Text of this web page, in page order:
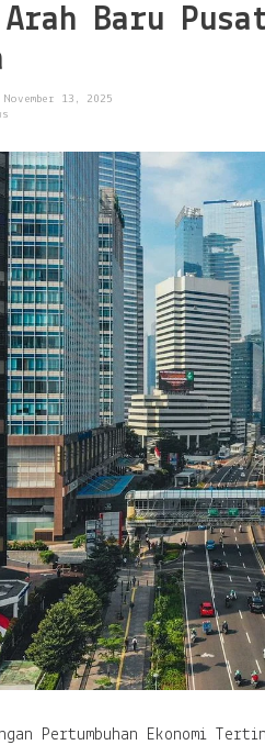
Tertinggi
di
Baru
Indonesia
Baru Pusat
November 13, 2025
Pertumbuhan Ekonomi